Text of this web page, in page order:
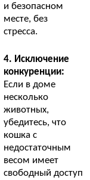
и безопасном
месте, без
стресса.
4. Исключение
конкуренции:
Если в доме
несколько
животных,
убедитесь, что
кошка с
недостаточным
весом имеет
свободный доступ